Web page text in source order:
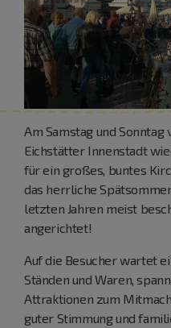
Am Samstag und
Eichstätter Innenstadt
für ein großes, buntes
das herrliche
letzten Jahren meist
angerichtet!
Auf die Besucher wartet
Ständen und Waren,
Attraktionen zum
guter Stimmung und